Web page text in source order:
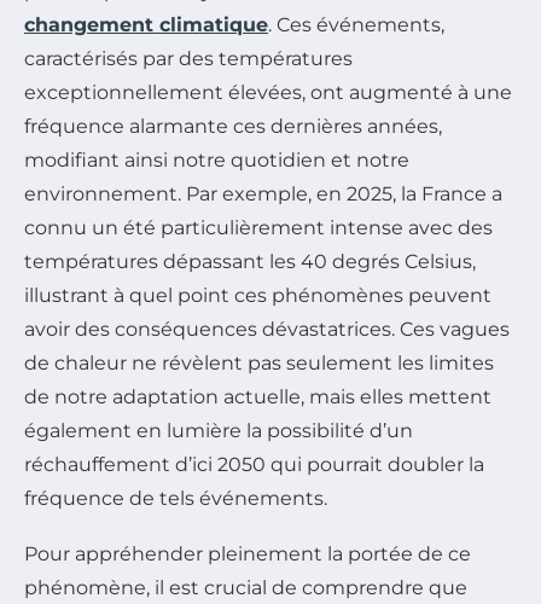
changement climatique. Ces événements,
caractérisés par des températures
exceptionnellement élevées, ont augmenté à une
fréquence alarmante ces dernières années,
modifiant ainsi notre quotidien et notre
environnement. Par exemple, en 2025, la France a
connu un été particulièrement intense avec des
températures dépassant les 40 degrés Celsius,
illustrant à quel point ces phénomènes peuvent
avoir des conséquences dévastatrices. Ces vagues
de chaleur ne révèlent pas seulement les limites
de notre adaptation actuelle, mais elles mettent
également en lumière la possibilité d’un
réchauffement d’ici 2050 qui pourrait doubler la
fréquence de tels événements.
Pour appréhender pleinement la portée de ce
phénomène, il est crucial de comprendre que